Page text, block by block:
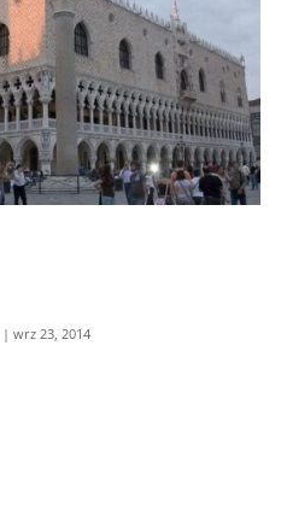
|wrz 23, 2014